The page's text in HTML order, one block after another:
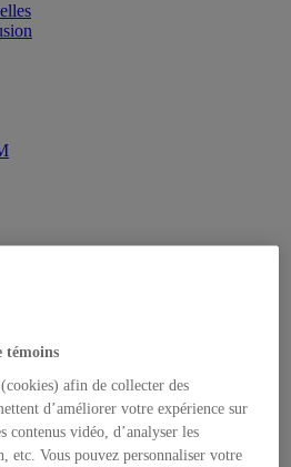
littéraires
de théâtre
communication sociale et publique
témoins
afin de collecter des
d’améliorer votre expérience sur
contenus vidéo, d’analyser les
etc. Vous pouvez personnaliser votre